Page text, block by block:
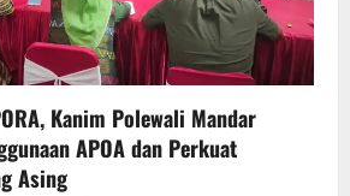
Kanim Polewali Mandar
APOA dan Perkuat
Asing